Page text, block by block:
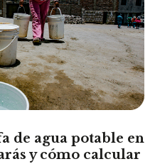
de agua potable en
y cómo calcular